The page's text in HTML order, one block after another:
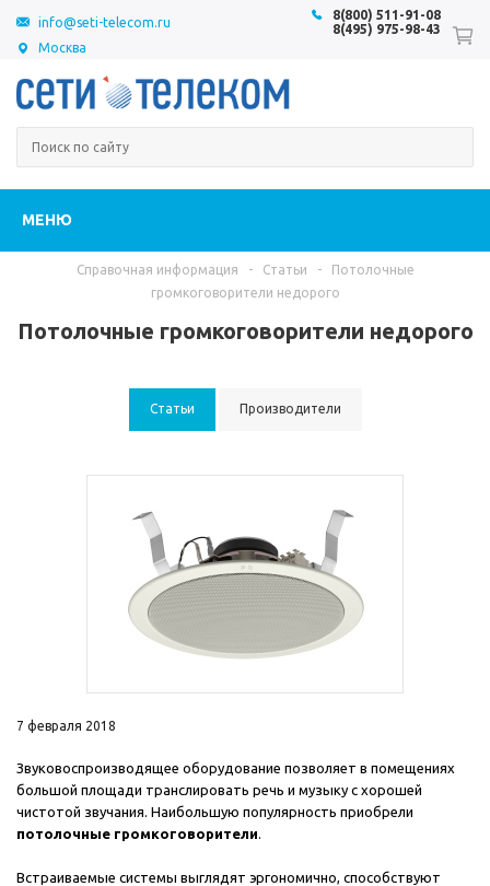
Москва
8(800) 511-91-08
8(495) 975-98-43
info@seti-telecom.ru
МЕНЮ
Справочная информация - Статьи -
Потолочные
громкоговорители недорого
Потолочные громкоговорители недорого
Статьи Производители
7 февраля 2018
Звуковоспроизводящее оборудование позволяет в помещениях
большой площади транслировать речь и музыку с хорошей
чистотой звучания. Наибольшую популярность приобрели
потолочные громкоговорители.
Встраиваемые системы выглядят эргономично, способствуют